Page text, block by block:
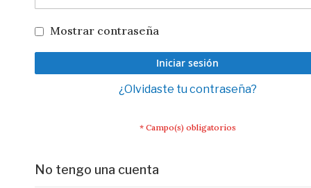
Mostrar contraseña
Iniciar sesión
¿Olvidaste tu contraseña?
No tengo una cuenta